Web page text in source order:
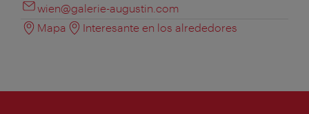
wien@galerie-augustin.com
Mapa
Interesante en los alrededores